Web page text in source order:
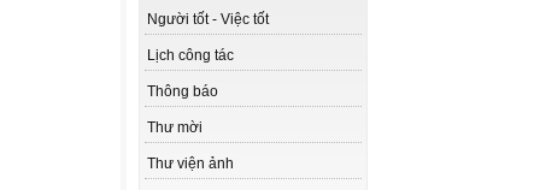
Người tốt - Việc tốt
Lịch công tác
Thông báo
Thư mời
Thư viện ảnh